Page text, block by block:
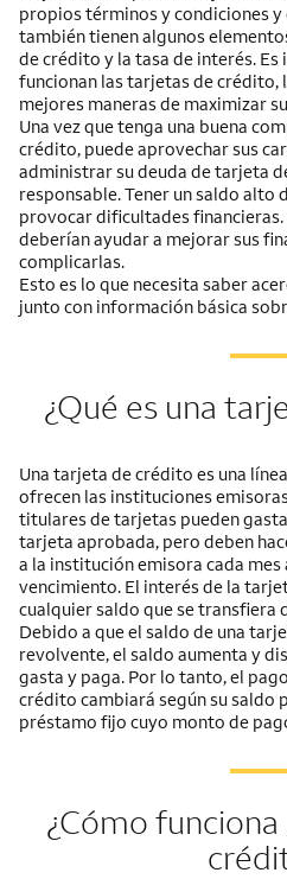
propios términos y condiciones y
también tienen algunos
de crédito y la tasa de interés.
funcionan las tarjetas de crédito,
mejores maneras de maximizar
Una vez que tenga una buena
crédito, puede aprovechar sus
administrar su deuda de tarjeta
responsable. Tener un saldo
provocar dificultades
deberían ayudar a mejorar sus
complicarlas.
Esto es lo que necesita saber
junto con información básica
¿Qué es una
Una tarjeta de crédito es una
ofrecen las instituciones
titulares de tarjetas pueden
tarjeta aprobada, pero deben
a la institución emisora cada mes
vencimiento. El interés de la
cualquier saldo que se transfiera
Debido a que el saldo de una
revolvente, el saldo aumenta y
gasta y paga. Por lo tanto, el
crédito cambiará según su saldo
préstamo fijo cuyo monto de
¿Cómo